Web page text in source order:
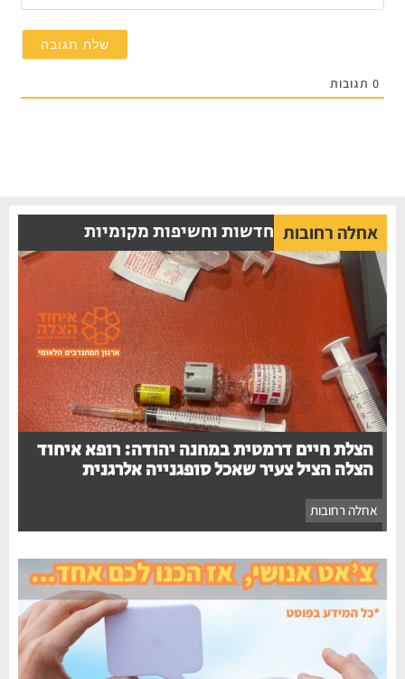
0תגובות
אחלה רחובות חדשות וחשיפות מקומיות
הצלת חיים דרמטית במחנה יהודה: רופא איחוד
הצלה הציל צעיר שאכל סופגנייה אלרגנית
אחלה רחובות